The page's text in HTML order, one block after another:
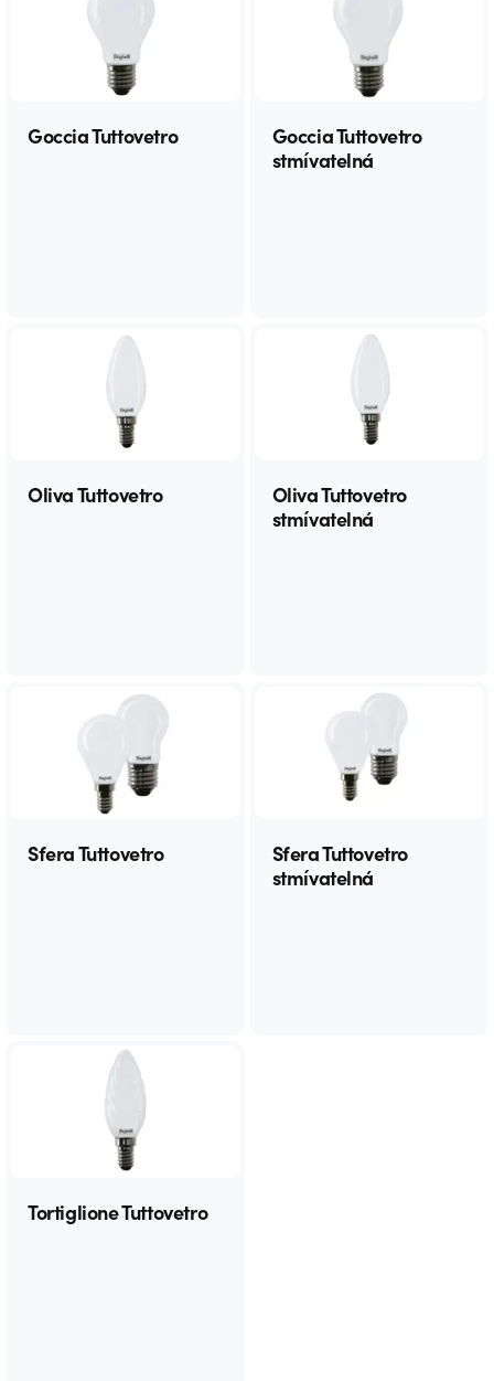
Goccia Tuttovetro
Goccia Tuttovetro
stmívatelná
Oliva Tuttovetro
Oliva Tuttovetro
stmívatelná
Sfera Tuttovetro
Sfera Tuttovetro
stmívatelná
Tortiglione Tuttovetro